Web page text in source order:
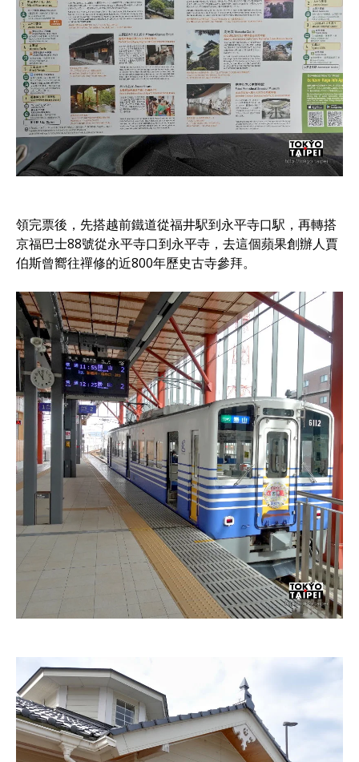
領完票後，先搭越前鐵道從福井駅到永平寺口駅，再轉搭
京福巴士88號從永平寺口到永平寺，去這個蘋果創辦人賈
伯斯曾嚮往禪修的近800年歷史古寺參拜。